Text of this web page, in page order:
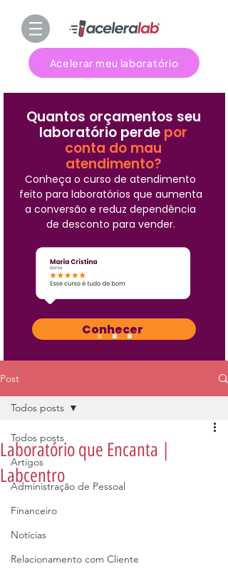
Acelerar meu laboratório
Quantos orçamentos seu
laboratório perde por
conta do mau
atendimento?
Conheça o curso de atendimento
feito para laboratórios que aumenta
a conversão e reduz dependência
de desconto para vender.
Conhecer
Post
Todos posts
Artigos
Administração de Pessoal
Financeiro
Notícias
Relacionamento com Cliente
Todos posts
Laboratório que Encanta |
Labcentro